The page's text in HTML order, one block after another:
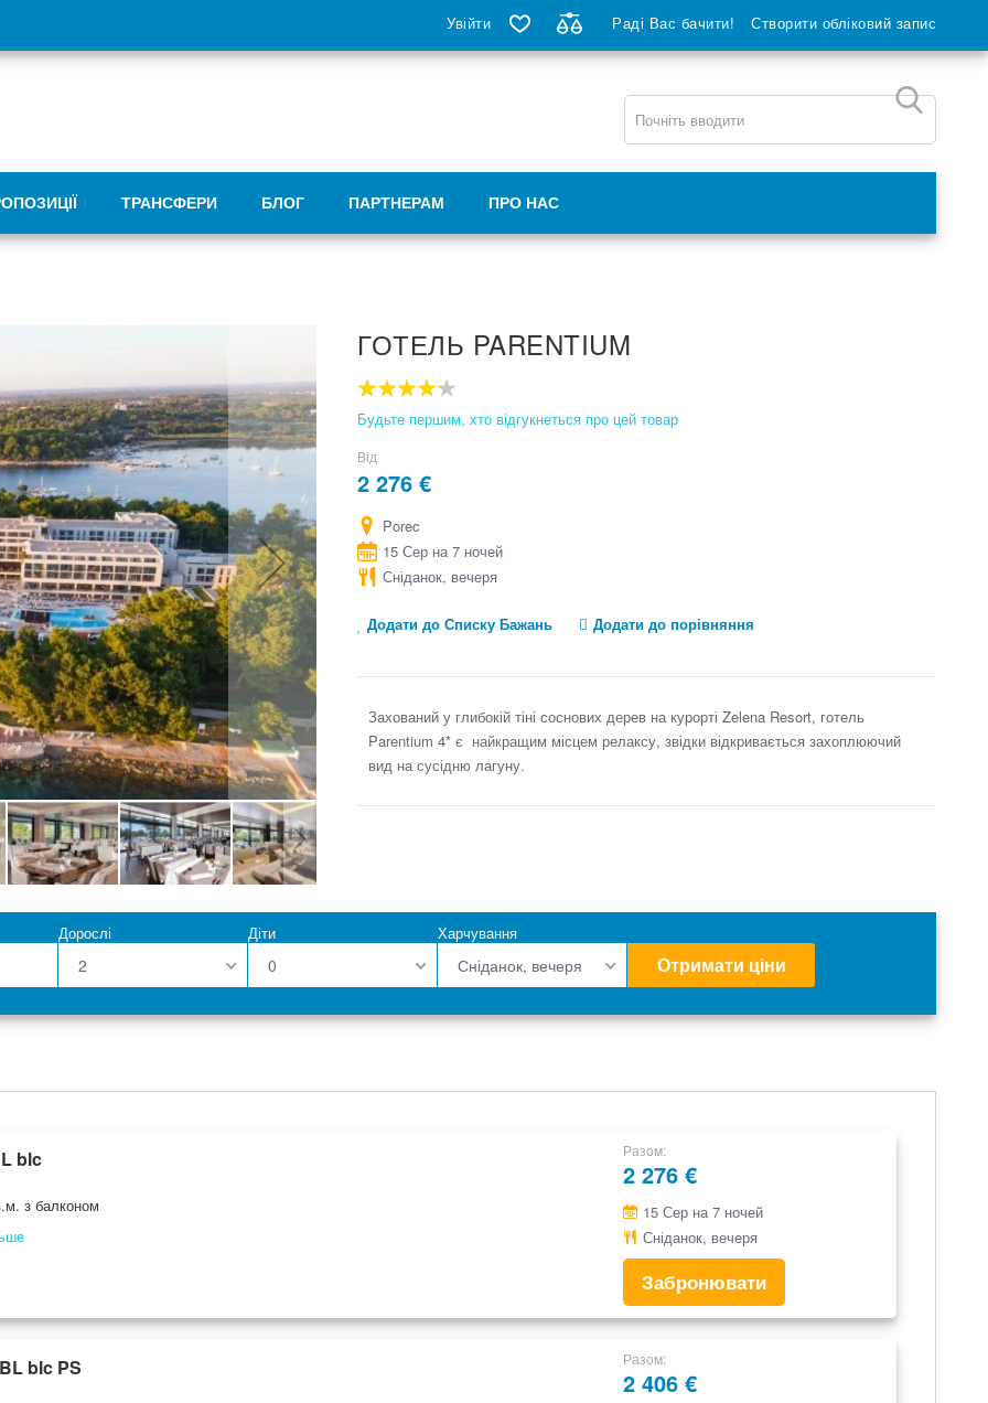
Увійти Раді Вас бачити! Створити обліковий запис
ТРАНСФЕРИ БЛОГ ПАРТНЕРАМ ПРО НАС
ГОТЕЛЬ PARENTIUM
80
% of
Будьте першим, хто відгукнеться про цей товар
Від
2 276 €
Porec
15 Сер на 7 ночей
Сніданок, вечеря
Додати до Списку Бажань Додати до порівняння
Захований у глибокій тіні соснових дерев на курорті Zelena Resort, готель
Parentium 4* є найкращим місцем релаксу, звідки відкривається захоплюючий
вид на сусідню лагуну.
Дорослі
2
Діти
0
Харчування
Сніданок, вечеря Отримати ціни
blc
з балконом
Разом
2 276 €
15 Сер на 7 ночей
Сніданок, вечеря
Забронювати
blc PS Разом
2 406 €